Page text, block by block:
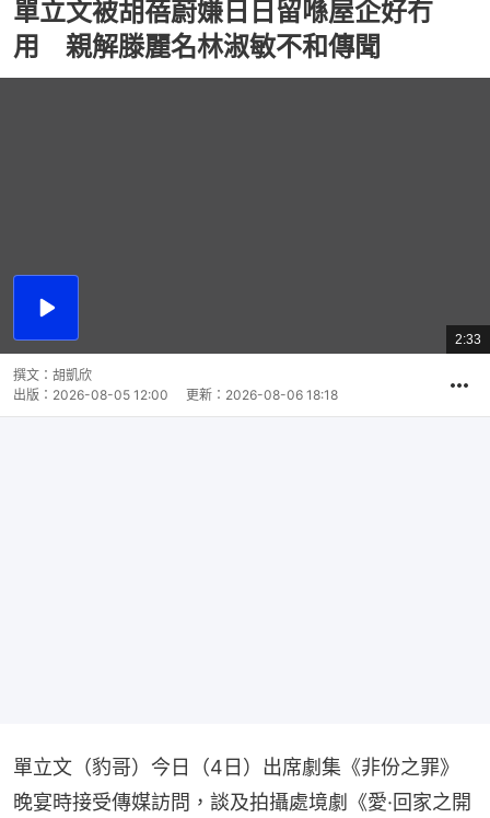
單立文被胡蓓蔚嫌日日留喺屋企好冇
用 親解滕麗名林淑敏不和傳聞
播
總
共
2:33
撰文： 胡凱欣
出版： 2026-08-05 12:00 更新： 2026-08-06 18:18
單立文（豹哥）今日（4日）出席劇集《非份之罪》
晚宴時接受傳媒訪問，談及拍攝處境劇《愛·回家之開